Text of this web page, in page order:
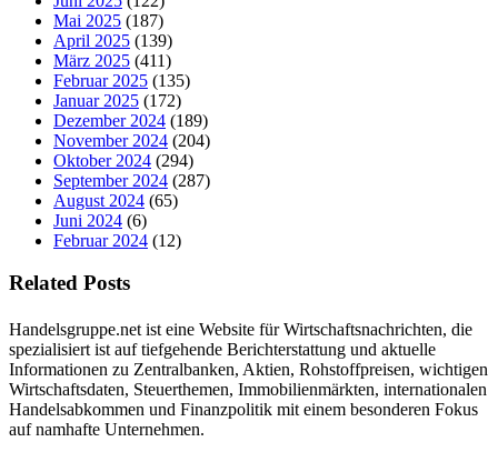
Mai 2025 (187)
April 2025 (139)
März 2025 (411)
Februar 2025 (135)
Januar 2025 (172)
Dezember 2024 (189)
November 2024 (204)
Oktober 2024 (294)
September 2024 (287)
August 2024 (65)
Juni 2024 (6)
Februar 2024 (12)
Related Posts
Handelsgruppe.net ist eine Website für Wirtschaftsnachrichten, die
spezialisiert ist auf tiefgehende Berichterstattung und aktuelle
Informationen zu Zentralbanken, Aktien, Rohstoffpreisen, wichtigen
Wirtschaftsdaten, Steuerthemen, Immobilienmärkten, internationalen
Handelsabkommen und Finanzpolitik mit einem besonderen Fokus
auf namhafte Unternehmen.